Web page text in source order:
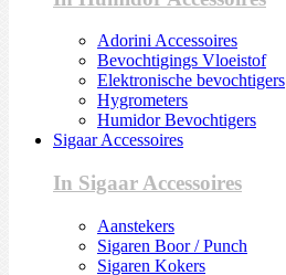
Adorini Accessoires
Bevochtigings Vloeistof
Elektronische bevochtigers
Hygrometers
Humidor Bevochtigers
Sigaar Accessoires
In Sigaar Accessoires
Aanstekers
Sigaren Boor / Punch
Sigaren Kokers